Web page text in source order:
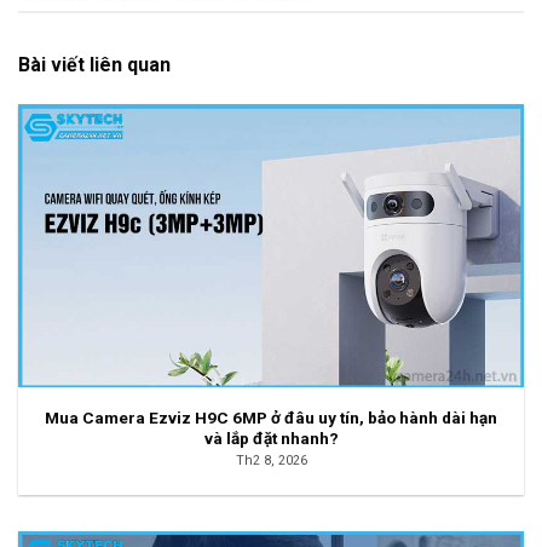
Bài viết liên quan
Mua Camera Ezviz H9C 6MP ở đâu uy tín, bảo hành dài hạn
và lắp đặt nhanh?
Th2 8, 2026